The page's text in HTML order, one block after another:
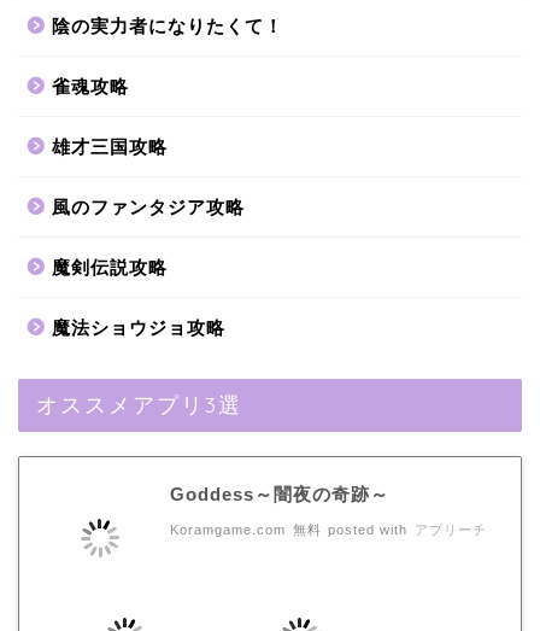
陰の実力者になりたくて！
雀魂攻略
雄才三国攻略
風のファンタジア攻略
魔剣伝説攻略
魔法ショウジョ攻略
オススメアプリ3選
Goddess～闇夜の奇跡～
Koramgame.com 無料 posted with アプリーチ